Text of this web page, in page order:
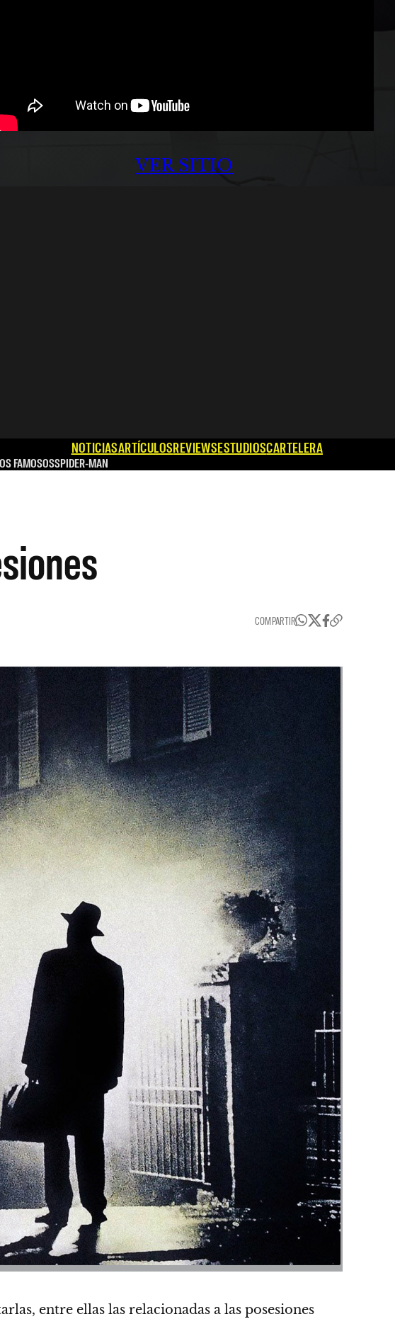
VER SITIO
NOTICIASARTÍCULOSREVIEWSESTUDIOSCARTELERA
FAMOSOSSPIDER-MAN
COMPARTIR
entre ellas las relacionadas a las posesiones